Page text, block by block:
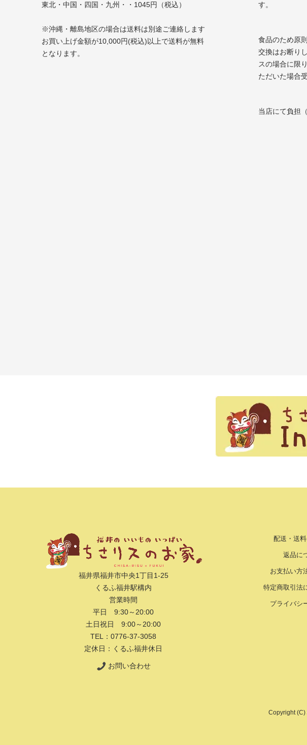
東北・中国・四国・九州・・1045円（税込）
※沖縄・離島地区の場合は送料は別途ご連絡します
お買い上げ金額が10,000円(税込)以上で送料が無料
となります。
す。
食品のため原
交換はお断り
スの場合に限
ただいた場合
当店にて負担
福井県福井市中央1丁目1-25
くるふ福井駅構内
営業時間
平日 9:30～20:00
土日祝日 9:00～20:00
TEL：0776-37-3058
定休日：くるふ福井休日
お問い合わせ
配送・送
返品に
お支払い方
特定商取引法
プライバシ
Copyright (C)